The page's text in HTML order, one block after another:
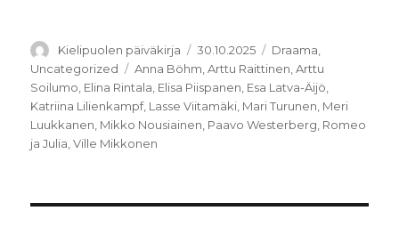
Kirjoittaja
Kielipuolen päiväkirja Julkaistu
30.10.2025 Kategoriat
Draama
Uncategorized
Avainsanat
Anna Böhm ,Arttu Raittinen ,Arttu
Soilumo Elina Rintala Elisa Piispanen Esa Latva-Äijö
Katriina Lilienkampf, Lasse Viitamäki Mari Turunen Meri
Luukkanen Mikko Nousiainen Paavo Westerberg Romeo
ja Julia ,Ville Mikkonen